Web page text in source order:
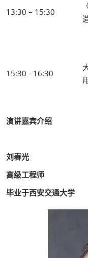
13:30 – 15:30
15:30 - 16:30
演讲嘉宾介绍
刘春光
高级工程师
毕业于西安交通大学